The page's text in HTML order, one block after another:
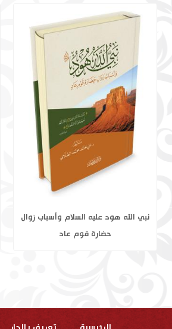
تاريخ الخلفاء 1-2